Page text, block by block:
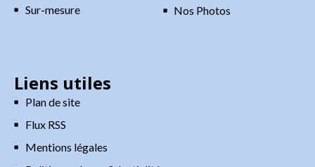
Sur-mesure Nos Photos
Liens utiles
Plan de site
Flux RSS
Mentions légales